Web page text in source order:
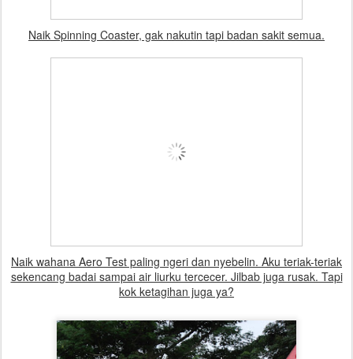
Naik Spinning Coaster, gak nakutin tapi badan sakit semua.
Naik wahana Aero Test paling ngeri dan nyebelin. Aku teriak-teriak
sekencang badai sampai air liurku tercecer. Jilbab juga rusak. Tapi
kok ketagihan juga ya?